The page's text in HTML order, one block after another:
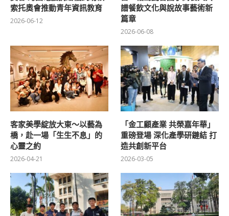
索托奧會推動青年資訊教育
2026-06-12
譜餐飲文化與說故事藝術新
篇章
2026-06-08
客家美學綻放大東～以藝為
橋，赴一場「生生不息」的
心靈之約
2026-04-21
「金工顧產業 共榮嘉年華」
重磅登場 深化產學研鏈結 打
造共創新平台
2026-03-05